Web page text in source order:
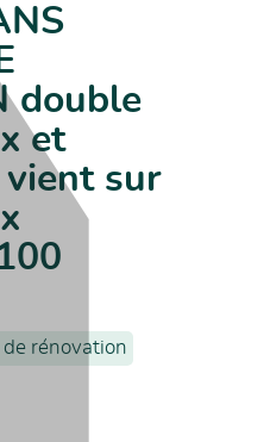
double
et
vient sur
rénovation